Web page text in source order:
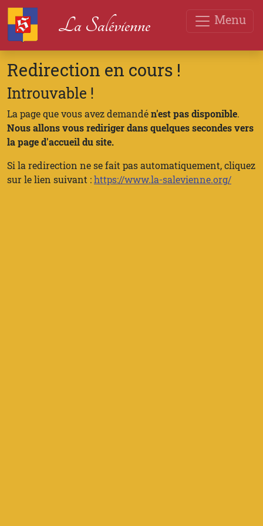
Menu
La Salévienne
Redirection en cours !
Introuvable !
La page que vous avez demandén'est pas disponible.
Nous allons vous rediriger dans quelques secondes vers
la page d'accueil du site.
Si la redirection ne se fait pas automatiquement, cliquez
sur le lien suivant :https://www.la-salevienne.org/